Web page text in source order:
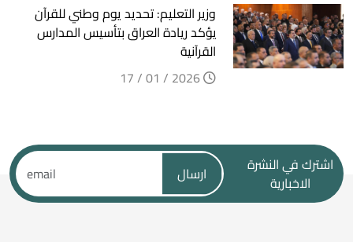
وزير التعليم: تحديد يوم وطني للقرآن
يؤكد ريادة العراق بتأسيس المدارس
القرآنية
اشترك في النشرة
الاخبارية
ارسال